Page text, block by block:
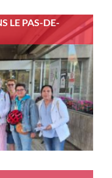
LE PAS-DE-